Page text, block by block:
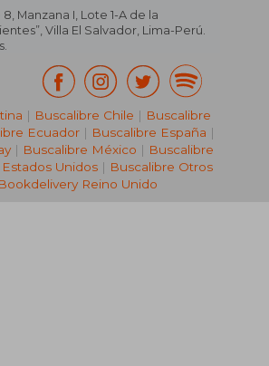
8, Manzana I, Lote 1-A de la
Villa El Salvador, Lima-Perú.
| Buscalibre Chile | Buscalibre
Ecuador | Buscalibre España |
| Buscalibre México | Buscalibre
Unidos| Buscalibre Otros
Bookdelivery Reino Unido